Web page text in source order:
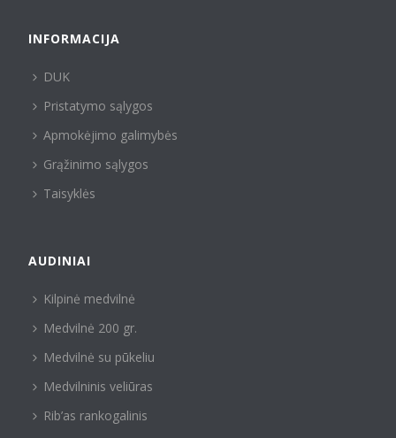
INFORMACIJA
DUK
Pristatymo sąlygos
Apmokėjimo galimybės
Grąžinimo sąlygos
Taisyklės
AUDINIAI
Kilpinė medvilnė
Medvilnė 200 gr.
Medvilnė su pūkeliu
Medvilninis veliūras
Rib’as rankogalinis